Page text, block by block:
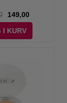
149,00
KURV